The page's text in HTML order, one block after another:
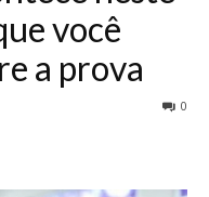
você
a prova
0